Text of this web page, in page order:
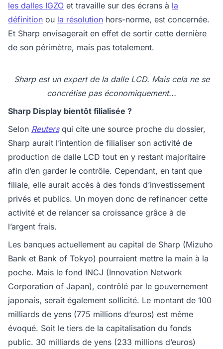
les dalles IGZO et travaille sur des écrans à la
définition ou la résolution hors-norme, est concernée.
Et Sharp envisagerait en effet de sortir cette dernière
de son périmètre, mais pas totalement.
Sharp est un expert de la dalle LCD. Mais cela ne se
concrétise pas économiquement...
Sharp Display bientôt filialisée ?
Selon Reutersqui cite une source proche du dossier,
Sharp aurait l’intention de filialiser son activité de
production de dalle LCD tout en y restant majoritaire
afin d’en garder le contrôle. Cependant, en tant que
filiale, elle aurait accès à des fonds d’investissement
privés et publics. Un moyen donc de refinancer cette
activité et de relancer sa croissance grâce à de
l’argent frais.
Les banques actuellement au capital de Sharp (Mizuho
Bank et Bank of Tokyo) pourraient mettre la main à la
poche. Mais le fond INCJ (Innovation Network
Corporation of Japan), contrôlé par le gouvernement
japonais, serait également sollicité. Le montant de 100
milliards de yens (775 millions d’euros) est même
évoqué. Soit le tiers de la capitalisation du fonds
public. 30 milliards de yens (233 millions d’euros)